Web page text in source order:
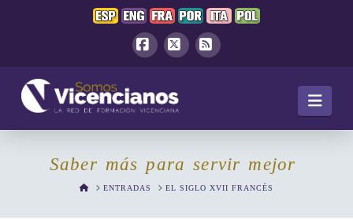
Saber más para servir mejor
HOMEENTRADAS EL SIGLO XVII FRANCÉS